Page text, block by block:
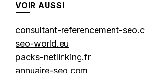
VOIR AUSSI
consultant-referencement-
seo-world.eu
packs-netlinking.fr
annuaire-seo.com